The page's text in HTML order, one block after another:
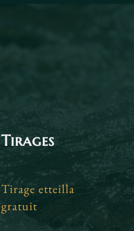
Tirages
Tirage etteilla
gratuit